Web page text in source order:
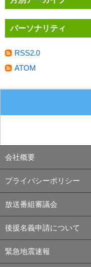
パーソナリティ
RSS2.0
ATOM
会社概要
プライバシーポリシー
放送番組審議会
後援名義申請について
緊急地震速報